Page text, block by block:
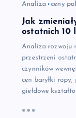
Analiza ceny
Jak
ostatnich 10
Analiza rozwoju
przestrzeni
czynników
cen baryłki
giełdowe